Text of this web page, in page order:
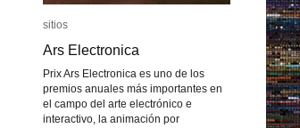
sitios
Ars Electronica
Prix Ars Electronica es uno de los
premios anuales más importantes en
el campo del arte electrónico e
interactivo, la animación por
sitios
Ars Electronica